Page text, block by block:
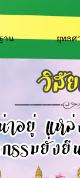
าน ยุทธศ